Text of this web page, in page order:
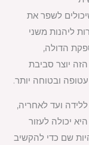
לשפר את
ליהנות משני
הדולה,
יוצר סביבת
ובטוחה יותר.
ועד לאחריה,
יכולה לעזור
שם כדי להקשיב